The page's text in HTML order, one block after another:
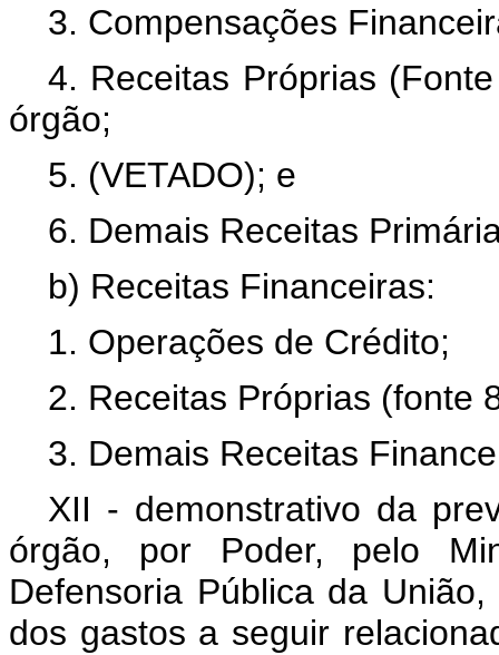
3. Compensações
4. Receitas Próprias
órgão;
5. (VETADO); e
6. Demais Receitas
b) Receitas Financeiras:
1. Operações de Crédito;
2. Receitas Próprias (fonte
3. Demais Receitas
XII - demonstrativo da
órgão, por Poder, pelo
Defensoria Pública da
dos gastos a seguir